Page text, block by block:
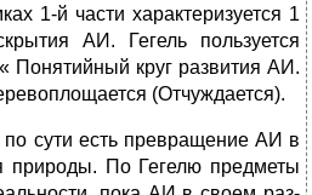
1-й части характеризуется 1
АИ. Гегель пользуется
Понятийный круг развития АИ.
(Отчуждается).
сути есть превращение АИ в
природы. По Гегелю предметы